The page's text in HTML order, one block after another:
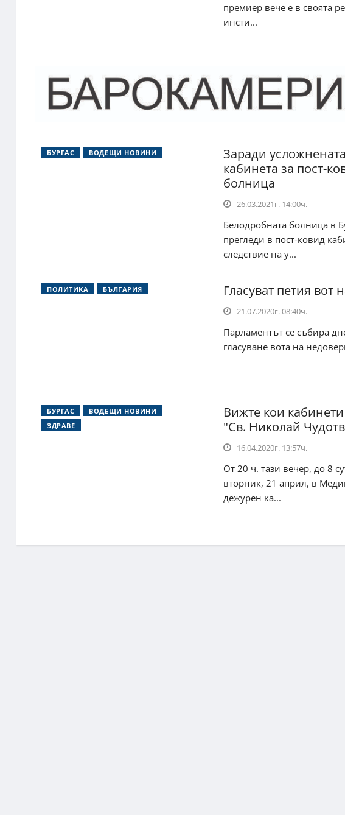
премиер вече е в своята
инсти...
БУРГАС ВОДЕЩИ НОВИНИ
Заради
кабинета за пост-
болница
26.03.2021г. 14:00ч.
Белодробната болница в
прегледи в пост-ковид
следствие на у...
ПОЛИТИКА БЪЛГАРИЯ Гласуват петия вот
21.07.2020г. 08:40ч.
Парламентът се събира
гласуване вота на
БУРГАС
ВОДЕЩИ НОВИНИ
ЗДРАВЕ
Вижте кои
"Св. Николай
16.04.2020г. 13:57ч.
От 20 ч. тази вечер, до 8
вторник, 21 април, в
дежурен ка...